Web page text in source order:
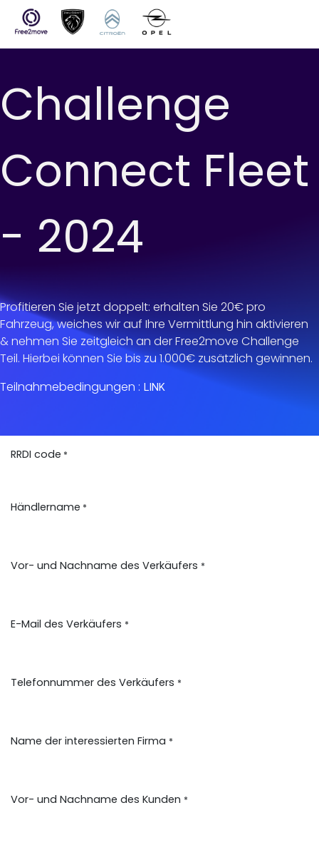
Challenge
Connect Fleet
- 2024
Profitieren Sie jetzt doppelt: erhalten Sie 20€ pro
Fahrzeug, weiches wir auf Ihre Vermittlung hin aktivieren
& nehmen Sie zeitgleich an der Free2move Challenge
Teil. Hierbei können Sie bis zu 1.000€ zusätzlich gewinnen.
Teilnahmebedingungen : LINK
RRDI code *
Händlername *
Vor- und Nachname des Verkäufers *
E-Mail des Verkäufers *
Telefonnummer des Verkäufers *
Name der interessierten Firma *
Vor- und Nachname des Kunden *